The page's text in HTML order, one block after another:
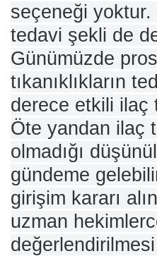
seçeneği
tedavi şekli de
Günümüzde
tıkanıklıkların
derece etkili ilaç
Öte yandan ilaç
olmadığı
gündeme
girişim kararı
uzman